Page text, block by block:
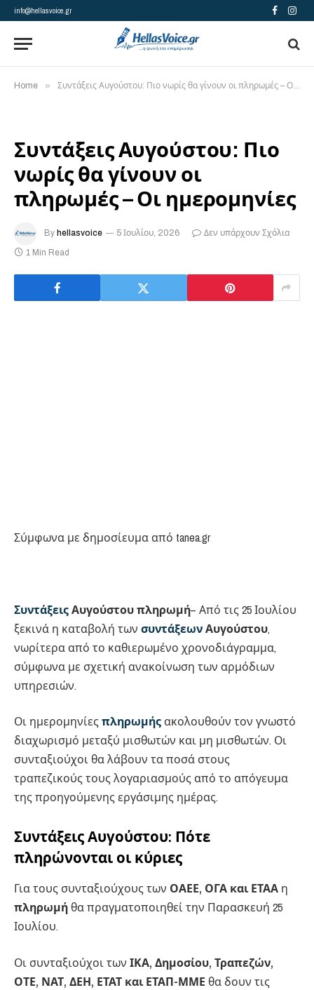
info@hellasvoice.gr Facebook
Home » Συντάξεις Αυγούστου: Πιο νωρίς θα γίνουν οι πληρωμές – Οι ημερομηνίες
Συντάξεις Αυγούστου: Πιο
νωρίς θα γίνουν οι
πληρωμές – Οι ημερομηνίες
By hellasvoice 5 Ιουλίου, 2026
Δεν υπάρχουν Σχόλια
1 Min Read
Σύμφωνα με δημοσίευμα από tanea.gr
ΣυντάξειςΑυγούστουπληρωμή– Από τις 25 Ιουλίου
ξεκινά η καταβολή των συντάξεωνΑυγούστου,
νωρίτερα από το καθιερωμένο χρονοδιάγραμμα,
σύμφωνα με σχετική ανακοίνωση των αρμόδιων
υπηρεσιών.
Οι ημερομηνίεςπληρωμής ακολουθούν τον γνωστό
διαχωρισμό μεταξύ μισθωτών και μη μισθωτών. Οι
συνταξιούχοι θα λάβουν τα ποσά στους
τραπεζικούς τους λογαριασμούς από το απόγευμα
της προηγούμενης εργάσιμης ημέρας.
Συντάξεις Αυγούστου: Πότε
πληρώνονται οι κύριες
Για τους συνταξιούχους των ΟΑΕΕ, ΟΓΑ και ΕΤΑΑ η
πληρωμήθα πραγματοποιηθεί την Παρασκευή 25
Ιουλίου.
Οι συνταξιούχοι των ΙΚΑ, Δημοσίου, Τραπεζών,
ΟΤΕ, ΝΑΤ, ΔΕΗ, ΕΤΑΤ και ΕΤΑΠ-ΜΜΕ θα δουν τις